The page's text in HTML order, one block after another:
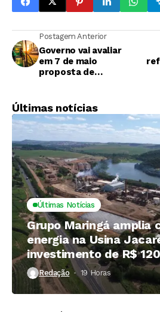
Postagem Anterior
Governo vai avaliar
em 7 de maio
proposta de
Últimas notícias
Últimas Notícias
Grupo Maringá amplia
energia na Usina
investimento de R$
Redação 19 Horas ⁮